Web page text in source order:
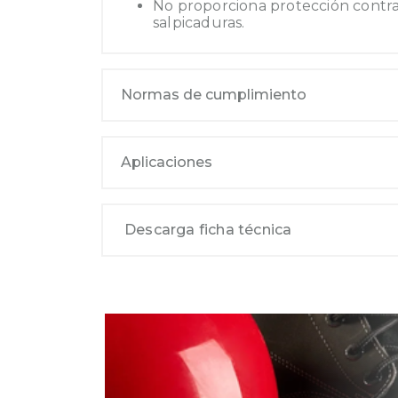
No proporciona protección
salpicaduras.
Normas de cumplimiento
Aplicaciones
Descarga ficha técnica